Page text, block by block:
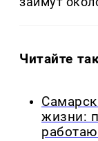
Читайте
жизни: